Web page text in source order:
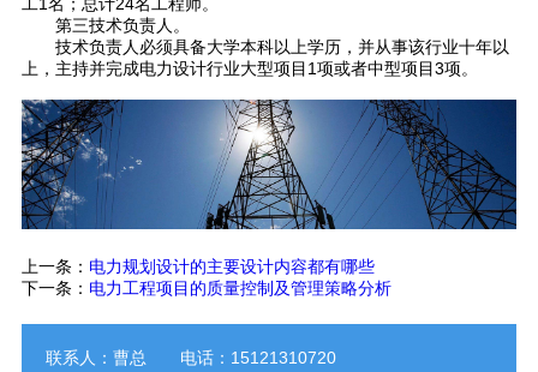
工1名；总计24名工程师。
第三技术负责人。
技术负责人必须具备大学本科以上学历，并从事该行业十年以
上，主持并完成电力设计行业大型项目1项或者中型项目3项。
上一条： 电力规划设计的主要设计内容都有哪些
下一条： 电力工程项目的质量控制及管理策略分析
联系人：曹总 电话：15121310720